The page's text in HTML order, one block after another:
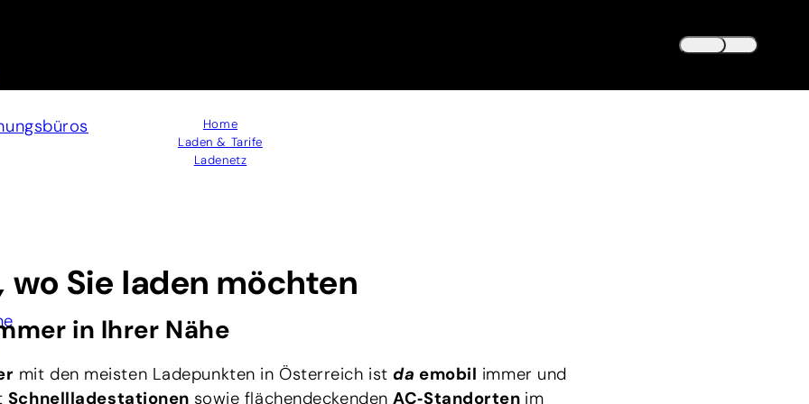
Home
Laden & Tarife
Ladenetz
wo Sie laden möchten
in Ihrer Nähe
mit den meisten Ladepunkten in Österreich ist da emobil immer und
Schnellladestationen sowie flächendeckendenAC‑Standorten im